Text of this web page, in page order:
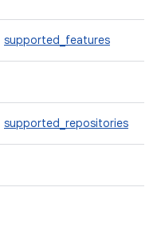
supported_features
supported_repositories